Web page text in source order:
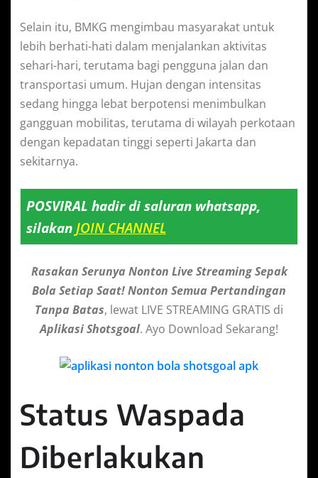
Selain itu, BMKG mengimbau masyarakat untuk
lebih berhati-hati dalam menjalankan aktivitas
sehari-hari, terutama bagi pengguna jalan dan
transportasi umum. Hujan dengan intensitas
sedang hingga lebat berpotensi menimbulkan
gangguan mobilitas, terutama di wilayah perkotaan
dengan kepadatan tinggi seperti Jakarta dan
sekitarnya.
POSVIRAL hadir di saluran whatsapp,
silakan JOIN CHANNEL
Rasakan Serunya Nonton Live Streaming Sepak
Bola Setiap Saat! Nonton Semua Pertandingan
Tanpa Batas, lewat LIVE STREAMING GRATIS di
Aplikasi Shotsgoal. Ayo Download Sekarang!
Status Waspada
Diberlakukan